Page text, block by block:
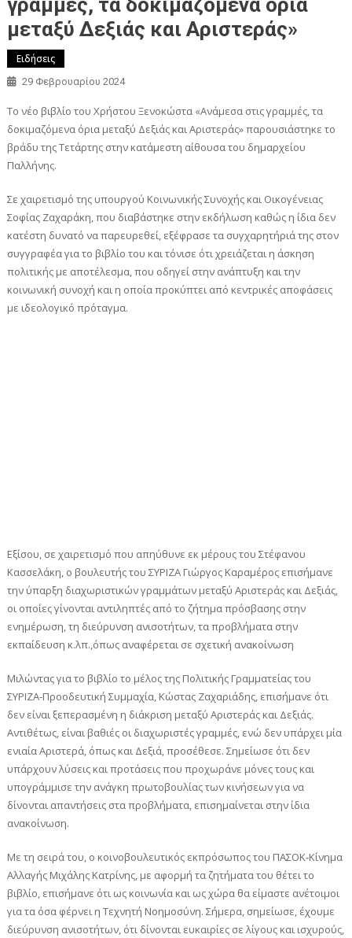
γραμμές, τα δοκιμαζόμενα όρια
μεταξύ Δεξιάς και Αριστεράς»
Ειδήσεις
29 Φεβρουαρίου 2024
Το νέο βιβλίο του Χρήστου Ξενοκώστα «Ανάμεσα στις γραμμές, τα
δοκιμαζόμενα όρια μεταξύ Δεξιάς και Αριστεράς» παρουσιάστηκε το
βράδυ της Τετάρτης στην κατάμεστη αίθουσα του δημαρχείου
Παλλήνης.
Σε χαιρετισμό της υπουργού Κοινωνικής Συνοχής και Οικογένειας
Σοφίας Ζαχαράκη, που διαβάστηκε στην εκδήλωση καθώς η ίδια δεν
κατέστη δυνατό να παρευρεθεί, εξέφρασε τα συγχαρητήριά της στον
συγγραφέα για το βιβλίο του και τόνισε ότι χρειάζεται η άσκηση
πολιτικής με αποτέλεσμα, που οδηγεί στην ανάπτυξη και την
κοινωνική συνοχή και η οποία προκύπτει από κεντρικές αποφάσεις
με ιδεολογικό πρόταγμα.
Εξίσου, σε χαιρετισμό που απηύθυνε εκ μέρους του Στέφανου
Κασσελάκη, ο βουλευτής του ΣΥΡΙΖΑ Γιώργος Καραμέρος επισήμανε
την ύπαρξη διαχωριστικών γραμμάτων μεταξύ Αριστεράς και Δεξιάς,
οι οποίες γίνονται αντιληπτές από το ζήτημα πρόσβασης στην
ενημέρωση, τη διεύρυνση ανισοτήτων, τα προβλήματα στην
εκπαίδευση κ.λπ.,όπως αναφέρεται σε σχετική ανακοίνωση
Μιλώντας για το βιβλίο το μέλος της Πολιτικής Γραμματείας του
ΣΥΡΙΖΑ-Προοδευτική Συμμαχία, Κώστας Ζαχαριάδης, επισήμανε ότι
δεν είναι ξεπερασμένη η διάκριση μεταξύ Αριστεράς και Δεξιάς.
Αντιθέτως, είναι βαθιές οι διαχωριστές γραμμές, ενώ δεν υπάρχει μία
ενιαία Αριστερά, όπως και Δεξιά, προσέθεσε. Σημείωσε ότι δεν
υπάρχουν λύσεις και προτάσεις που προχωράνε μόνες τους και
υπογράμμισε την ανάγκη πρωτοβουλίας των κινήσεων για να
δίνονται απαντήσεις στα προβλήματα, επισημαίνεται στην ίδια
ανακοίνωση.
Με τη σειρά του, ο κοινοβουλευτικός εκπρόσωπος του ΠΑΣΟΚ-Κίνημα
Αλλαγής Μιχάλης Κατρίνης, με αφορμή τα ζητήματα του θέτει το
βιβλίο, επισήμανε ότι ως κοινωνία και ως χώρα θα είμαστε ανέτοιμοι
για τα όσα φέρνει η Τεχνητή Νοημοσύνη. Σήμερα, σημείωσε, έχουμε
διεύρυνση ανισοτήτων, ότι δίνονται ευκαιρίες σε λίγους και ισχυρούς,